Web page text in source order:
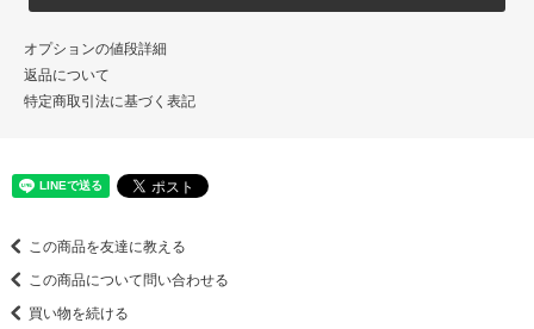
オプションの値段詳細
返品について
特定商取引法に基づく表記
この商品を友達に教える
この商品について問い合わせる
買い物を続ける